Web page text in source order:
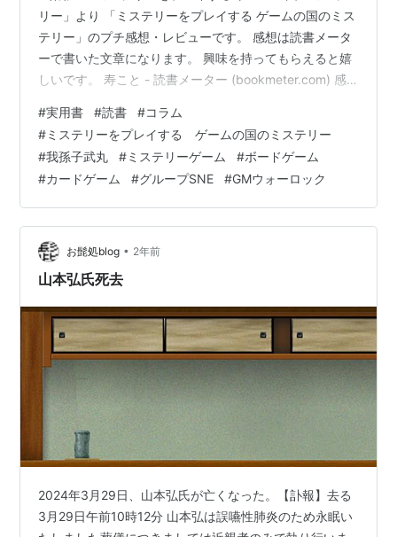
リー」より 「ミステリーをプレイする ゲームの国のミス
テリー」のプチ感想・レビューです。 感想は読書メータ
ーで書いた文章になります。 興味を持ってもらえると嬉
しいです。 寿こと - 読書メーター (bookmeter.com) 感
の夜でお名前を知りました、我孫子武丸さんが書いてい
ます。 アナログゲームでミステリー要素が強い作品が多
数紹介されています。 マーダーミステリーを色々と調べ
ている最中の自分にぴったりと合いました。 当然外国の
ゲームが多いのですが、日本語訳もされているので気に
なった作…
#実用書 #読書 #コラム
#ミステリーをプレイする ゲームの国のミステリー
#我孫子武丸 #ミステリーゲーム #ボードゲーム
#カードゲーム #グループSNE #GMウォーロック
お髭処blog • 2年前
山本弘氏死去
2024年3月29日、山本弘氏が亡くなった。【訃報】去る
3月29日午前10時12分 山本弘は誤嚥性肺炎のため永眠い